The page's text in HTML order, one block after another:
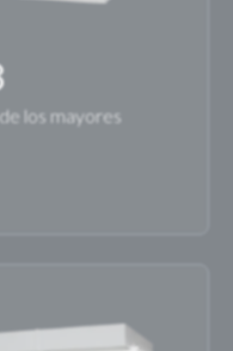
los mayores